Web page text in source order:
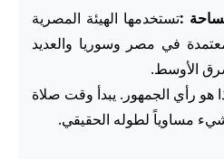
:تستخدمها الهيئة المصرية
في مصر وسوريا والعديد
الأوسط.
هو رأي الجمهور. يبدأ وقت صلاة
مساوياً لطوله الحقيقي.